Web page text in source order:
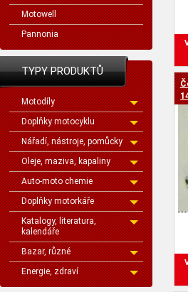
Motowell
Pannonia
TYPY PRODUKTŮ
Motodíly
Doplňky motocyklu
Nářadí, nástroje, pomůcky
Oleje, maziva, kapaliny
Auto-moto chemie
Doplňky motorkáře
Katalogy, literatura,
kalendáře
Bazar, různé
Energie, zdraví